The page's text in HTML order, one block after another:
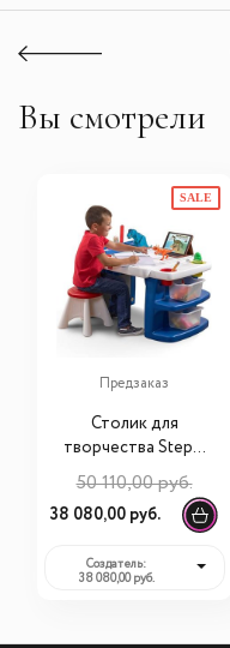
Вы смотрели
SALE
Предзаказ
Столик для
творчества Step 2
"Создатель"
811700
50 110,00 руб.
38 080,00 руб.
Создатель:
38 080,00 руб.